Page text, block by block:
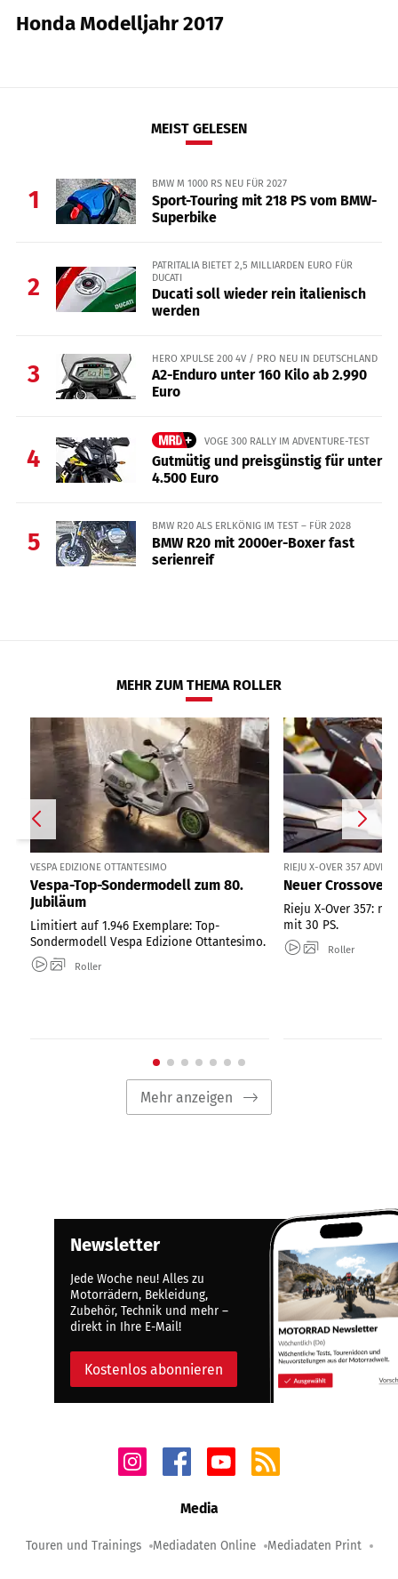
Honda Modelljahr 2017
MEIST GELESEN
1
BMW M 1000 RS NEU FÜR 2027
Sport-Touring mit 218 PS vom BMW-
Superbike
2
PATRITALIA BIETET 2,5 MILLIARDEN EURO FÜR
DUCATI
Ducati soll wieder rein italienisch
werden
3
HERO XPULSE 200 4V / PRO NEU IN DEUTSCHLAND
A2-Enduro unter 160 Kilo ab 2.990
Euro
4
VOGE 300 RALLY IM ADVENTURE-TEST
Gutmütig und preisgünstig für unter
4.500 Euro
5
BMW R20 ALS ERLKÖNIG IM TEST – FÜR 2028
BMW R20 mit 2000er-Boxer fast
serienreif
MEHR ZUM THEMA ROLLER
VESPA EDIZIONE OTTANTESIMO
Vespa-Top-Sondermodell zum 80.
Jubiläum
Limitiert auf 1.946 Exemplare: Top-
Sondermodell Vespa Edizione Ottantesimo.
Roller
RIEJU X-OVER 357
Neuer
Rieju X-Over 357:
mit 30 PS.
Roller
Mehr anzeigen
Newsletter
Jede Woche neu! Alles zu
Motorrädern, Bekleidung,
Zubehör, Technik und mehr –
direkt in Ihre E-Mail!
Kostenlos abonnieren
Media
Touren und Trainings Mediadaten Online Mediadaten Print